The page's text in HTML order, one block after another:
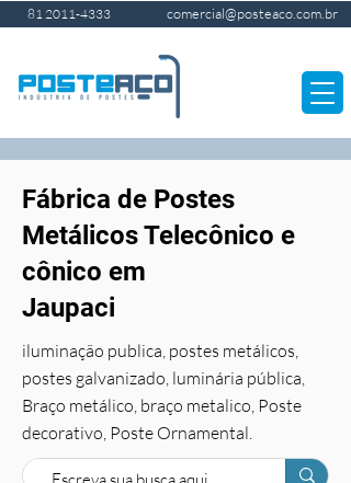
81 2011-4333 comercial@posteaco.com.br
Fábrica de Postes
Metálicos Telecônico e
cônico em
Jaupaci
iluminação publica, postes metálicos,
postes galvanizado, luminária pública,
Braço metálico, braço metalico, Poste
decorativo, Poste Ornamental.